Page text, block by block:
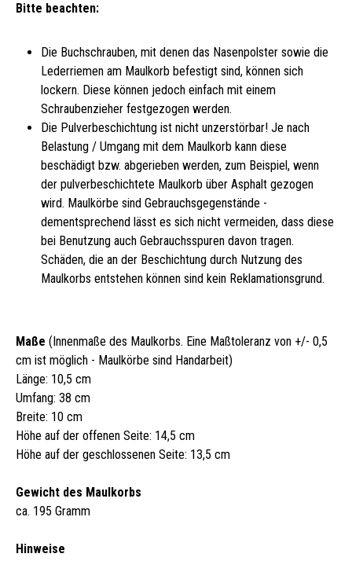
Bitte beachten:
Die Buchschrauben, mit denen das Nasenpolster sowie die
Lederriemen am Maulkorb befestigt sind, können sich
lockern. Diese können jedoch einfach mit einem
Schraubenzieher festgezogen werden.
Die Pulverbeschichtung ist nicht unzerstörbar! Je nach
Belastung / Umgang mit dem Maulkorb kann diese
beschädigt bzw. abgerieben werden, zum Beispiel, wenn
der pulverbeschichtete Maulkorb über Asphalt gezogen
wird. Maulkörbe sind Gebrauchsgegenstände -
dementsprechend lässt es sich nicht vermeiden, dass diese
bei Benutzung auch Gebrauchsspuren davon tragen.
Schäden, die an der Beschichtung durch Nutzung des
Maulkorbs entstehen können sind kein Reklamationsgrund.
Maße (Innenmaße des Maulkorbs. Eine Maßtoleranz von +/- 0,5
cm ist möglich - Maulkörbe sind Handarbeit)
Länge: 10,5 cm
Umfang: 38 cm
Breite: 10 cm
Höhe auf der offenen Seite: 14,5 cm
Höhe auf der geschlossenen Seite: 13,5 cm
Gewicht des Maulkorbs
ca. 195 Gramm
Hinweise